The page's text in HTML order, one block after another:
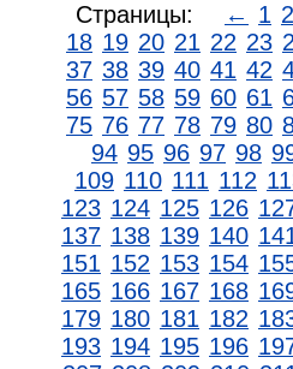
Страницы: ← 1 2
18 19 20 21 22 23
37 38 39 40 41 42
56 57 58 59 60 61
75 76 77 78 79 80
94 95 96 97 98
109 110 111 112
123 124 125 126
137 138 139 140
151 152 153 154
165 166 167 168
179 180 181 182
193 194 195 196